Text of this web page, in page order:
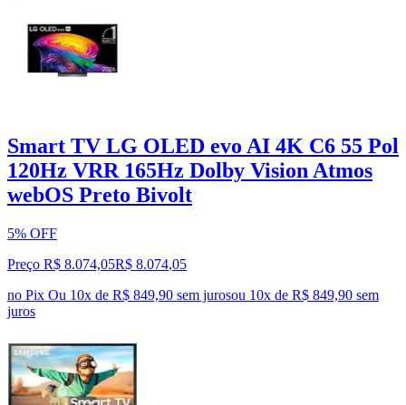
Smart TV LG OLED evo AI 4K C6 55 Pol
120Hz VRR 165Hz Dolby Vision Atmos
webOS Preto Bivolt
5% OFF
Preço R$ 8.074,05R$ 8.074,05
no Pix Ou 10x de R$ 849,90 sem jurosou 10x de R$ 849,90 sem
juros